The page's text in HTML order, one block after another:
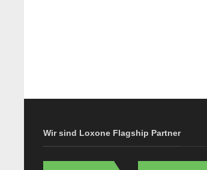
Wir sind Loxone Flagship Partner